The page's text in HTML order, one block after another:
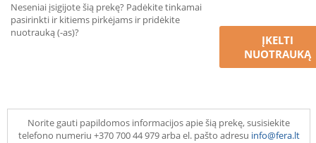
Neseniai įsigijote šią prekę? Padėkite tinkamai
pasirinkti ir kitiems pirkėjams ir pridėkite
nuotrauką (-as)?
ĮKELTI
NUOTRAUKĄ
Norite gauti papildomos informacijos apie šią prekę, susisiekite
telefono numeriu +370 700 44 979 arba el. pašto adresu info@fera.lt